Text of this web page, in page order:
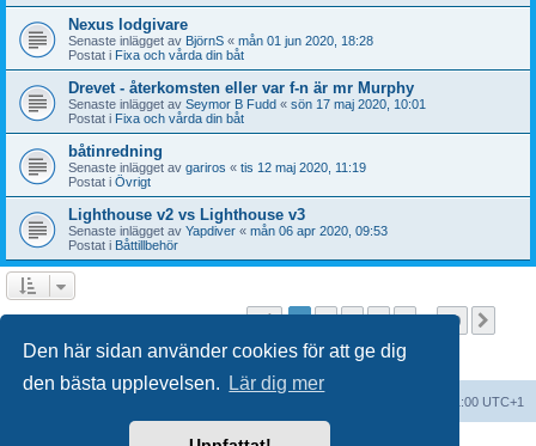
Den här sidan använder cookies för att ge dig
den bästa upplevelsen.
Lär dig mer
Nexus lodgivare
Senaste inlägget av BjörnS « mån 01 jun 2020, 18:28
Postat i Fixa och vårda din båt
Drevet - återkomsten eller var f-n är mr Murphy
Senaste inlägget av Seymor B Fudd « sön 17 maj 2020, 10:01
Postat i Fixa och vårda din båt
båtinredning
Senaste inlägget av gariros « tis 12 maj 2020, 11:19
Postat i Övrigt
Lighthouse v2 vs Lighthouse v3
Senaste inlägget av Yapdiver « mån 06 apr 2020, 09:53
Postat i Båttillbehör
Sökningen fann fler än 1000 träffar Sida1av20
1 2 3 4 5 20
Alla tidsangivelser är UTC+01:00 UTC+1